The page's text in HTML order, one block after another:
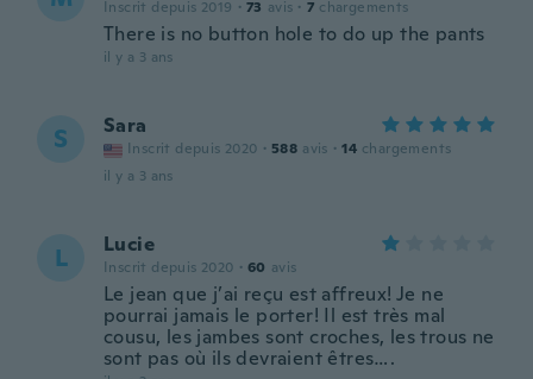
Inscrit depuis 2019 · 73 avis · 7 chargements
There is no button hole to do up the pants
il y a 3 ans
S Sara
Inscrit depuis 2020 · 588 avis · 14 chargements
il y a 3 ans
L Lucie
Inscrit depuis 2020 · 60 avis
Le jean que j’ai reçu est affreux! Je ne
pourrai jamais le porter! Il est très mal
cousu, les jambes sont croches, les trous ne
sont pas où ils devraient êtres….